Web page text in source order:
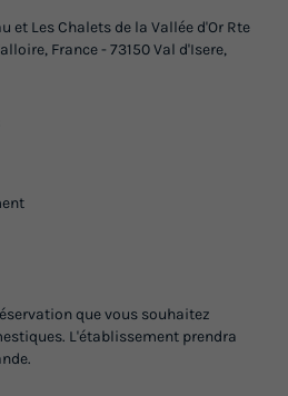
et Les Chalets de la Vallée d'Or Rte
France - 73150 Val d'Isere,
que vous souhaitez
L'établissement prendra